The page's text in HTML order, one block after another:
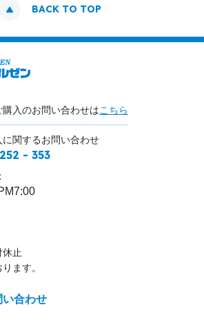
BACK TO TOP
入のお問い合わせはこちら
関するお問い合わせ
- 353
止
ます。
い合わせ